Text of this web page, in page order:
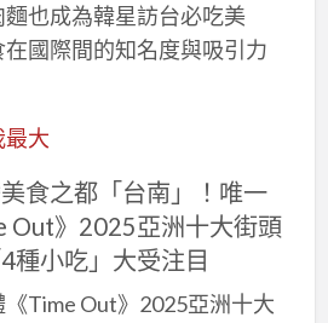
也成為韓星訪台必吃美
國際間的知名度與吸引力
最大
食之都「台南」！唯一
Out》2025亞洲十大街頭
種小吃」大受注目
Time Out》2025亞洲十大